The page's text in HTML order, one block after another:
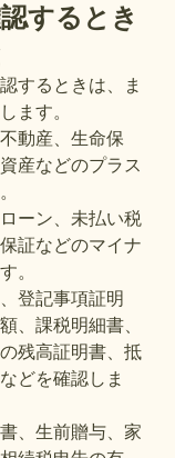
するとき
するときは、ま
ます。
動産、生命保
産などのプラス
ーン、未払い税
証などのマイナ
。
登記事項証明
、課税明細書、
残高証明書、抵
どを確認しま
、生前贈与、家